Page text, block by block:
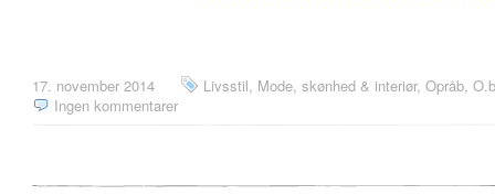
17. november 2014 Livsstil, Mode, skønhed & interiør, Opråb,
Ingen kommentarer